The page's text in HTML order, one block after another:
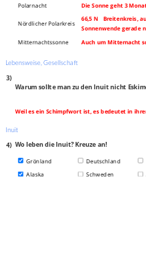
Polarnacht Die Sonne geht 3
Nördlicher Polarkreis
66,5 N Breitenkreis,
Sonnenwende gerade
Mitternachtssonne
Auch um Mitternacht
Lebensweise, Gesellschaft
3)
Warum sollte man zu den Inuit nicht
Weil es ein Schimpfwort ist, es bedeutet in
Inuit
4) Wo leben die Inuit? Kreuze an!
Grönland Deutschland
Alaska
Schweden